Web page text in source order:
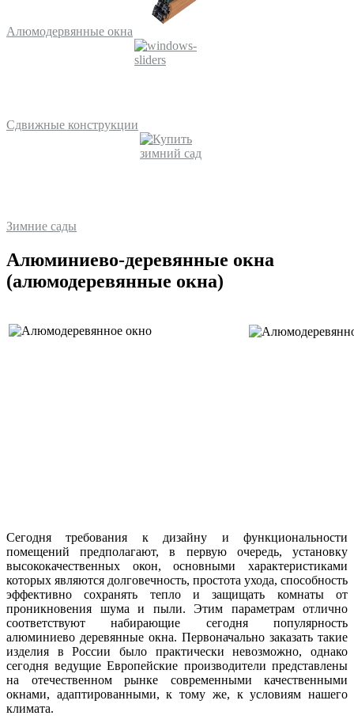
Алюмодервянные окна
Сдвижные конструкции
Зимние сады
Алюминиево-деревянные окна
(алюмодеревянные окна)
Сегодня требования к дизайну и функциональности
помещений предполагают, в первую очередь, установку
высококачественных окон, основными характеристиками
которых являются долговечность, простота ухода, способность
эффективно сохранять тепло и защищать комнаты от
проникновения шума и пыли. Этим параметрам отлично
соответствуют набирающие сегодня популярность
алюминиево деревянные окна. Первоначально заказать такие
изделия в России было практически невозможно, однако
сегодня ведущие Европейские производители представлены
на отечественном рынке современными качественными
окнами, адаптированными, к тому же, к условиям нашего
климата.